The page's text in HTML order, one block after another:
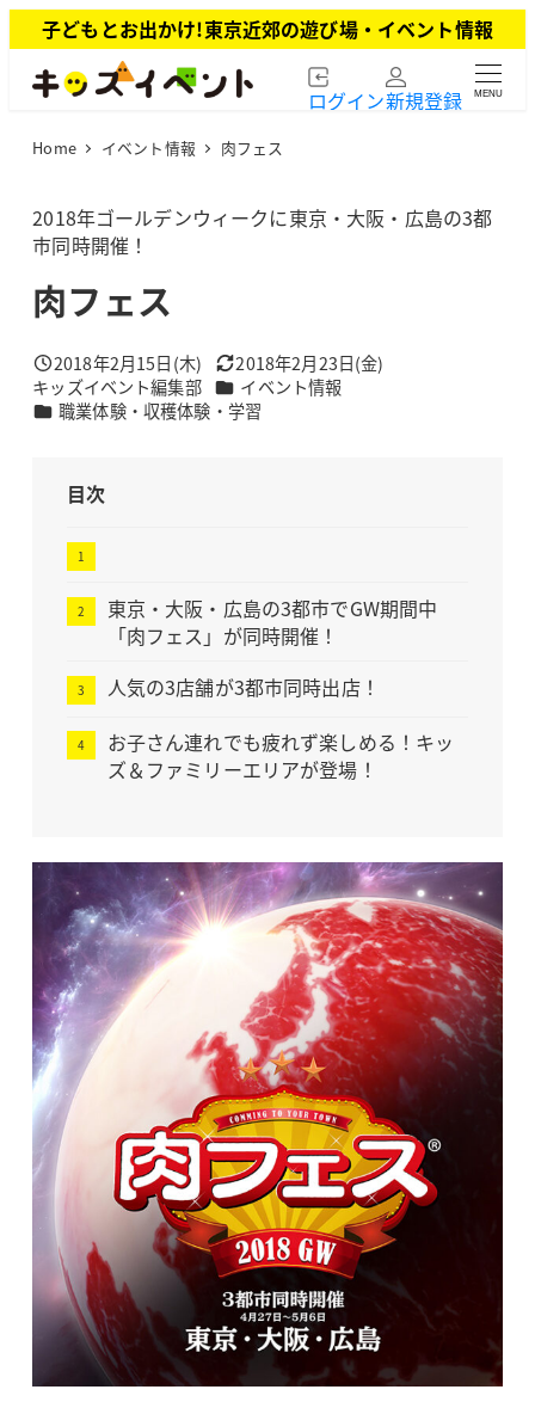
イ
子どもとお出かけ!東京近郊の遊び場・イベント情報
ログイン新規登録 MENU
Home イベント情報 肉フェス
2018年ゴールデンウィークに東京・大阪・広島の3都
市同時開催！
肉フェス
投稿日
2018年2月15日(木) 更新日
2018年2月23日(金)
著
者
キッズイベント編集部 カテゴリー
イベント情報
カテゴリー
職業体験・収穫体験・学習
目次
東京・大阪・広島の3都市でGW期間中
「肉フェス」が同時開催！
人気の3店舗が3都市同時出店！
お子さん連れでも疲れず楽しめる！キッ
ズ＆ファミリーエリアが登場！